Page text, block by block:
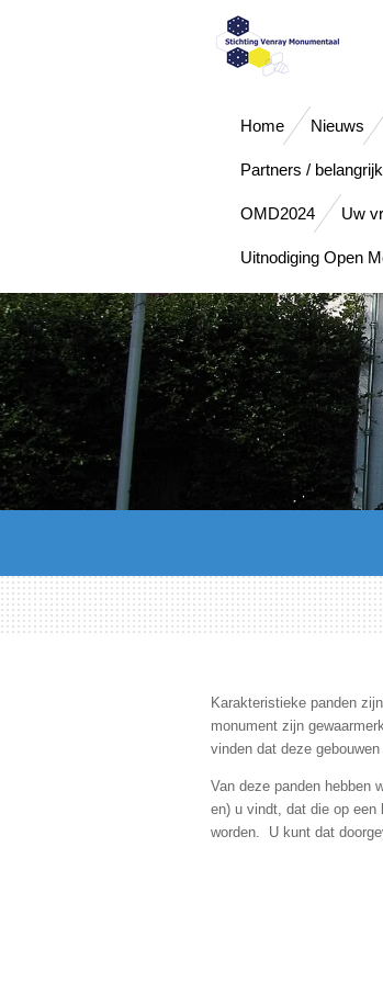
Home Nieuws
Partners /
OMD2024 Uw
Uitnodiging Open
Karakteristieke panden
monument zijn
vinden dat deze
Van deze panden hebben
en) u vindt, dat die op
worden. U kunt dat